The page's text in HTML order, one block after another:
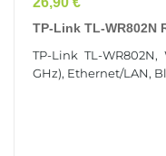
TP-Link TL-WR802N
TP-Link TL-
GHz), Ethernet/LAN,